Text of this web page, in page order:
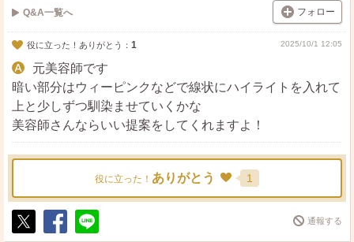
Q&A一覧へ フォロー
役に立った！ありがとう： 1 2025/10/1 12:05
元美容師です
暗い部分はウィーピンクなどで線状にハイライトを入れて
上と少しずつ馴染ませていくかな
美容師さんならいい提案をしてくれますよ！
役に立った！ ありがとう 1
ポ シ 送
通報する